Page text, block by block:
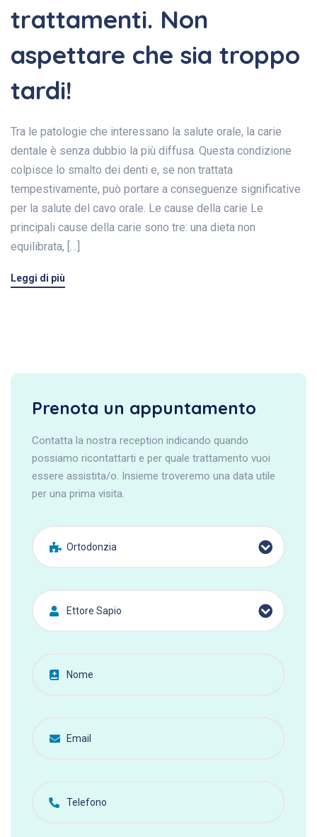
trattamenti. Non
aspettare che sia troppo
tardi!
Tra le patologie che interessano la salute orale, la carie
dentale è senza dubbio la più diffusa. Questa condizione
colpisce lo smalto dei denti e, se non trattata
tempestivamente, può portare a conseguenze significative
per la salute del cavo orale. Le cause della carie Le
principali cause della carie sono tre: una dieta non
equilibrata, […]
Leggi di più
Prenota un appuntamento
Contatta la nostra reception indicando quando
possiamo ricontattarti e per quale trattamento vuoi
essere assistita/o. Insieme troveremo una data utile
per una prima visita.
Ortodonzia
Ettore Sapio